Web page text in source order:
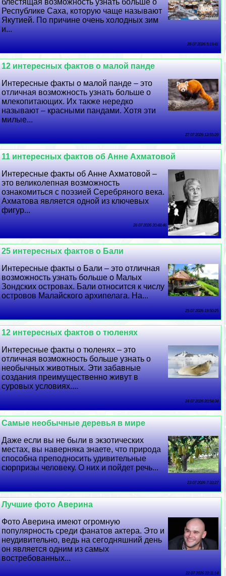
блестящая возможность узнать больше о
Республике Саха, которую чаще называют
Якутией. По причине очень холодных зим
и...
28 07 2026 5:19:41
12 интересных фактов о малой панде
Интересные факты о малой панде – это
отличная возможность узнать больше о
млекопитающих. Их также нередко
называют – красными пандами. Хотя эти
милые...
27 07 2026 13:55:29
11 интересных фактов об Анне Ахматовой
Интересные факты об Анне Ахматовой –
это великолепная возможность
ознакомиться с поэзией Серебряного века.
Ахматова является одной из ключевых
фигур...
26 07 2026 20:48:46
25 интересных фактов о Бали
Интересные факты о Бали – это отличная
возможность узнать больше о Малых
Зондских островах. Бали относится к числу
островов Малайского архипелага. На...
25 07 2026 19:50:25
12 интересных фактов о тюленях
Интересные факты о тюленях – это
отличная возможность больше узнать о
необычных животных. Эти забавные
создания преимущественно живут в
суровых условиях....
24 07 2026 20:54:34
Самые необычные деревья в мире
Даже если вы не были в экзотических
местах, вы наверняка знаете, что природа
способна преподносить удивительные
сюрпризы человеку. О них и пойдет речь...
23 07 2026 7:33:27
Лучшие фото Аверина
Фото Аверина имеют огромную
популярность среди фанатов актера. Это и
неудивительно, ведь на сегодняшний день
он является одним из самых
востребованных...
22 07 2026 22:11:14